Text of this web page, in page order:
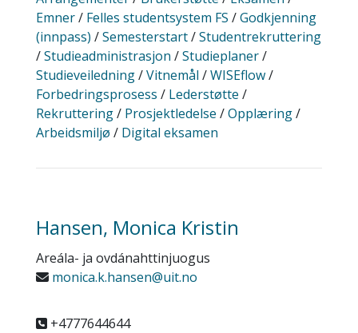
Emner/ Felles studentsystem FS /Godkjenning
(innpass) /Semesterstart/Studentrekruttering
/Studieadministrasjon /Studieplaner/
Studieveiledning/Vitnemål /WISEflow/
Forbedringsprosess / Lederstøtte /
Rekruttering/ Prosjektledelse /Opplæring/
Arbeidsmiljø / Digital eksamen
Hansen, Monica Kristin
Areála- ja ovdánahttinjuogus
monica.k.hansen@uit.no
+4777644644